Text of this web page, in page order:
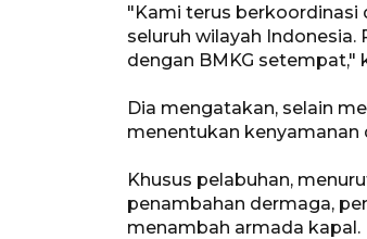
"Kami terus berkoordinasi
seluruh wilayah
dengan BMKG setempat,"
Dia mengatakan, selain
menentukan
Khusus pelabuhan,
penambahan dermaga,
menambah armada kapal.